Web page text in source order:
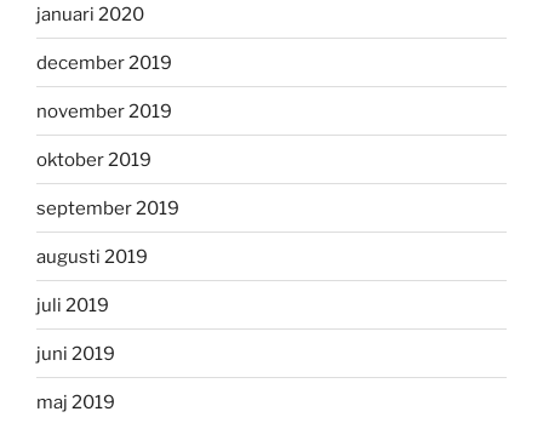
januari 2020
december 2019
november 2019
oktober 2019
september 2019
augusti 2019
juli 2019
juni 2019
maj 2019